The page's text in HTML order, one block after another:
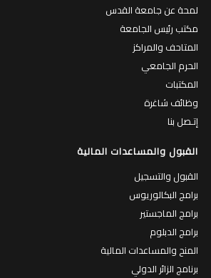
لمحة عن جامعة القدس
مكتب رئيس الجامعة
المتاحف والمراكز
الحرم الجامعي
المكتبات
وظائف شاغرة
إتـصل بنا
القبول والمساعدات المالية
القبول والتسجيل
برامج البكالوريوس
برامج الماجستير
برامج الدبلوم
المنح والمساعدات المالية
برنامج الزائر الدولي